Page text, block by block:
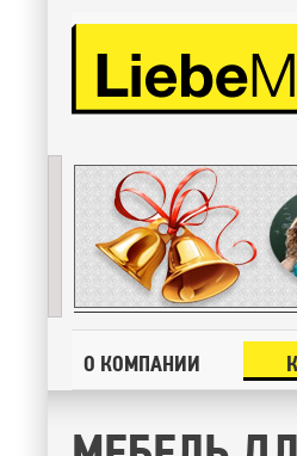
О КОМПАНИИ